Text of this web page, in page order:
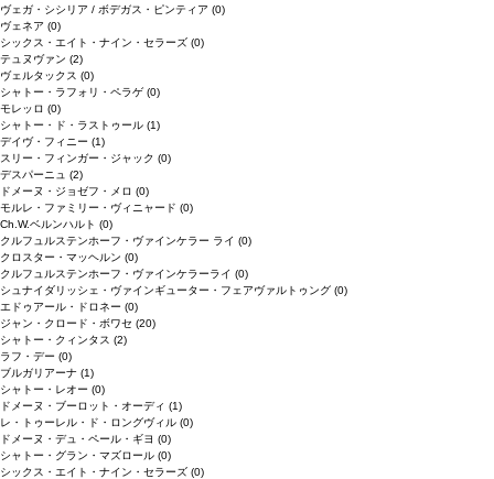
ヴェガ・シシリア / ボデガス・ピンティア (0)
ヴェネア (0)
シックス・エイト・ナイン・セラーズ (0)
テュヌヴァン (2)
ヴェルタックス (0)
シャトー・ラフォリ・ペラゲ (0)
モレッロ (0)
シャトー・ド・ラストゥール (1)
デイヴ・フィニー (1)
スリー・フィンガー・ジャック (0)
デスパーニュ (2)
ドメーヌ・ジョゼフ・メロ (0)
モルレ・ファミリー・ヴィニャード (0)
Ch.W.ベルンハルト (0)
クルフュルステンホーフ・ヴァインケラー ライ (0)
クロスター・マッヘルン (0)
クルフュルステンホーフ・ヴァインケラーライ (0)
シュナイダリッシェ・ヴァインギューター・フェアヴァルトゥング (0)
エドゥアール・ドロネー (0)
ジャン・クロード・ボワセ (20)
シャトー・クィンタス (2)
ラフ・デー (0)
ブルガリアーナ (1)
シャトー・レオー (0)
ドメーヌ・ブーロット・オーディ (1)
レ・トゥーレル・ド・ロングヴィル (0)
ドメーヌ・デュ・ペール・ギヨ (0)
シャトー・グラン・マズロール (0)
シックス・エイト・ナイン・セラーズ (0)